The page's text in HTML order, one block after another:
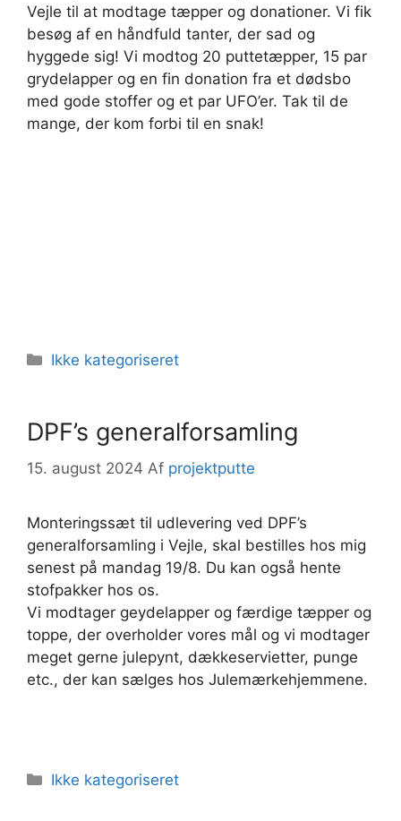
Vejle til at modtage tæpper og donationer. Vi fik
besøg af en håndfuld tanter, der sad og
hyggede sig! Vi modtog 20 puttetæpper, 15 par
grydelapper og en fin donation fra et dødsbo
med gode stoffer og et par UFO’er. Tak til de
mange, der kom forbi til en snak!
Kategorier
Ikke kategoriseret
DPF’s generalforsamling
15. august 2024 Af projektputte
Monteringssæt til udlevering ved DPF’s
generalforsamling i Vejle, skal bestilles hos mig
senest på mandag 19/8. Du kan også hente
stofpakker hos os.
Vi modtager geydelapper og færdige tæpper og
toppe, der overholder vores mål og vi modtager
meget gerne julepynt, dækkeservietter, punge
etc., der kan sælges hos Julemærkehjemmene.
Kategorier
Ikke kategoriseret